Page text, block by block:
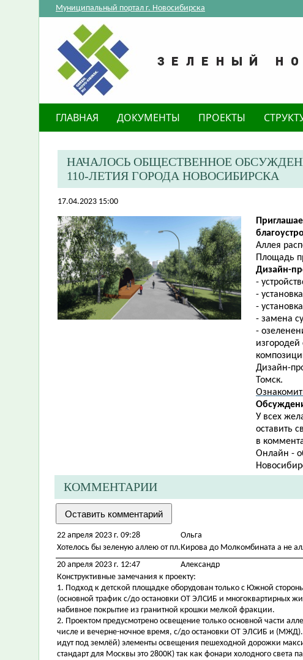
Муниципальный портал г. Новосибирска
ГЛАВНАЯ ДОКУМЕНТЫ ПРОЕКТЫ
НАЧАЛОСЬ ОБЩЕСТВЕННОЕ
110-ЛЕТИЯ ГОРОДА НОВОСИБИРСКА
17.04.2023 15:00
Аллея
Площадь
Дизайн-
-
-
-
- замена
-
Дизайн-
Томск.
У всех
оставить
в
Онлайн -
КОММЕНТАРИИ
22 апреля 2023 г. 09:28
Ольга
Хотелось бы зеленую аллею от пл.Кирова до Молкомбината а не
20 апреля 2023 г. 12:47
Александр
Конструктивные замечания к проекту:
1. Подход к детской площадке оборудован только с Южной
(основной трафик с/до остановки ОТ ЭЛСИБ и многоквартирных
набивное покрытие из гранитной крошки мелкой фракции.
2. Проектом предусмотрено освещение только основной части
числе и вечерне-ночное время, с/до остановки ОТ ЭЛСИБ и
идут под землёй) элементы освещения пешеходной дорожки
стандарт для Москвы это 2800К) так как фонари холодного света